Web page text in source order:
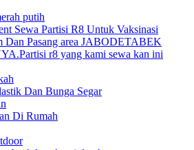
putih
Sewa Partisi R8 Untuk Vaksinasi
Dan Pasang area JABODETABEK
r8 yang kami sewa kan ini
Dan Bunga Segar
Di Rumah